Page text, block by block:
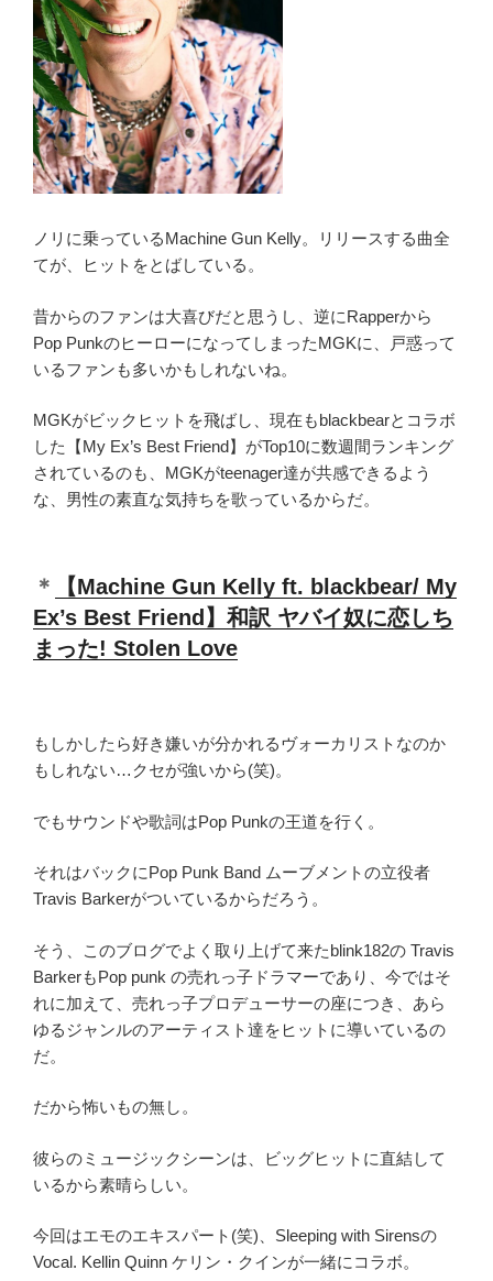
ノリに乗っているMachine Gun Kelly。リリースする曲全
てが、ヒットをとばしている。
昔からのファンは大喜びだと思うし、逆にRapperから
Pop PunkのヒーローになってしまったMGKに、戸惑って
いるファンも多いかもしれないね。
MGKがビックヒットを飛ばし、現在もblackbearとコラボ
した【My Ex’s Best Friend】がTop10に数週間ランキング
されているのも、MGKがteenager達が共感できるよう
な、男性の素直な気持ちを歌っているからだ。
＊
【Machine Gun Kelly ft. blackbear/ My
Ex’s Best Friend】和訳 ヤバイ奴に恋しち
まった! Stolen Love
もしかしたら好き嫌いが分かれるヴォーカリストなのか
もしれない…クセが強いから(笑)。
でもサウンドや歌詞はPop Punkの王道を行く。
それはバックにPop Punk Band ムーブメントの立役者
Travis Barkerがついているからだろう。
そう、このブログでよく取り上げて来たblink182の Travis
BarkerもPop punk の売れっ子ドラマーであり、今ではそ
れに加えて、売れっ子プロデューサーの座につき、あら
ゆるジャンルのアーティスト達をヒットに導いているの
だ。
だから怖いもの無し。
彼らのミュージックシーンは、ビッグヒットに直結して
いるから素晴らしい。
今回はエモのエキスパート(笑)、Sleeping with Sirensの
Vocal. Kellin Quinn ケリン・クインが一緒にコラボ。